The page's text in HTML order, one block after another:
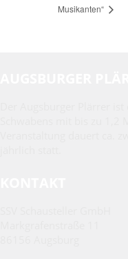
Musikanten“